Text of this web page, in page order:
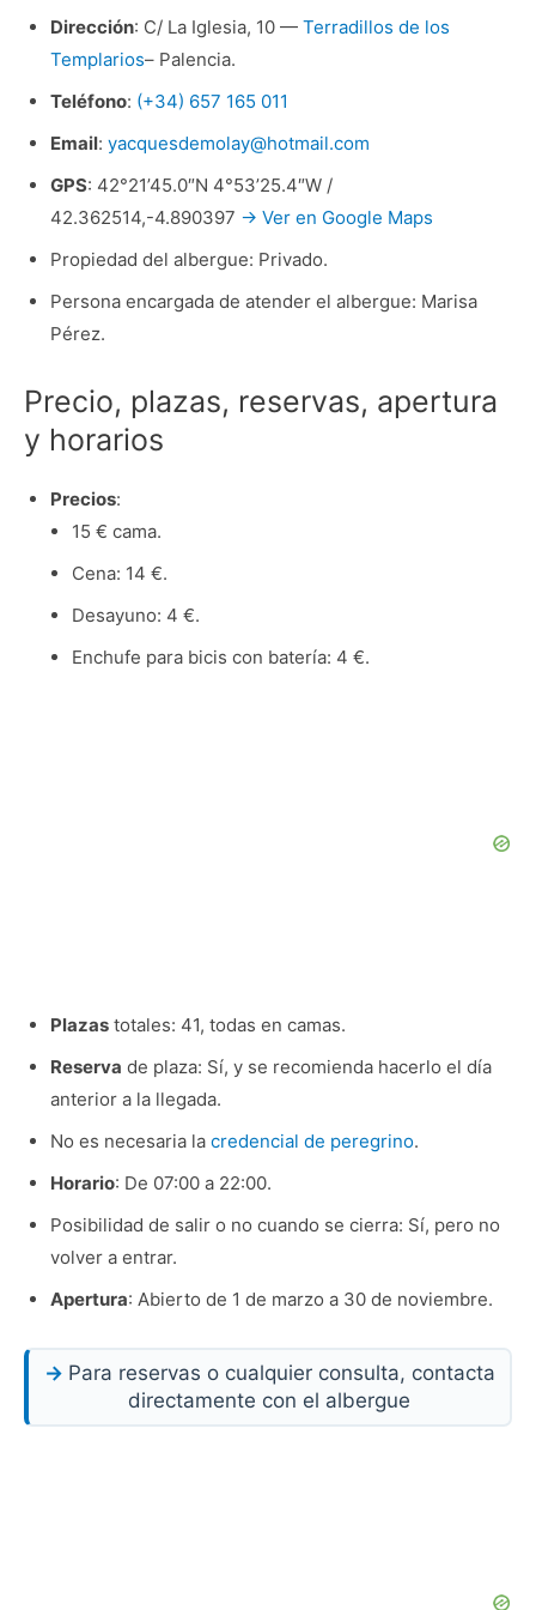
Dirección: C/ La Iglesia, 10 — Terradillos de los
Templarios– Palencia.
Teléfono: (+34) 657 165 011
Email: yacquesdemolay@hotmail.com
GPS: 42°21’45.0″N 4°53’25.4″W /
42.362514,-4.890397 → Ver en Google Maps
Propiedad del albergue: Privado.
Persona encargada de atender el albergue: Marisa
Pérez.
Precio, plazas, reservas, apertura
y horarios
Precios:
15 € cama.
Cena: 14 €.
Desayuno: 4 €.
Enchufe para bicis con batería: 4 €.
Plazastotales: 41, todas en camas.
Reserva de plaza: Sí, y se recomienda hacerlo el día
anterior a la llegada.
No es necesaria la credencial de peregrino.
Horario: De 07:00 a 22:00.
Posibilidad de salir o no cuando se cierra: Sí, pero no
volver a entrar.
Apertura: Abierto de 1 de marzo a 30 de noviembre.
Para reservas o cualquier consulta, contacta
directamente con el albergue